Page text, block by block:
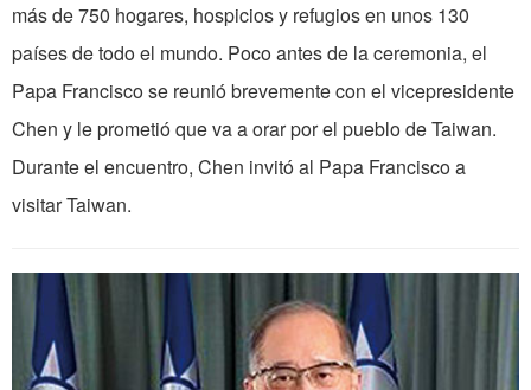
más de 750 hogares, hospicios y refugios en unos 130
países de todo el mundo. Poco antes de la ceremonia, el
Papa Francisco se reunió brevemente con el vicepresidente
Chen y le prometió que va a orar por el pueblo de Taiwan.
Durante el encuentro, Chen invitó al Papa Francisco a
visitar Taiwan.